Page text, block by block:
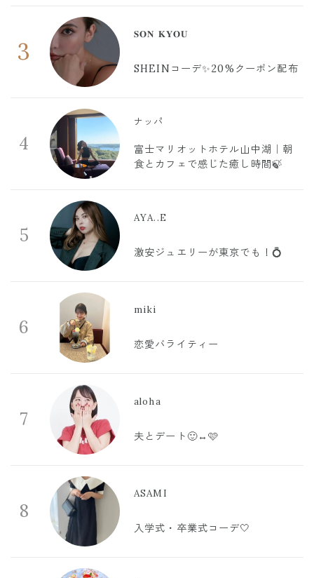
3
𝐒𝐎𝐍 𝐊𝐘𝐎𝐔
SHEINコーデ✨20%クーポン配布
4
ナッパ
富士マリオットホテル山中湖｜朝
食とカフェで感じた癒し時間🍃
5
AYA..E
激安ジュエリーが東京でも！💍
6
miki
恋愛バライティー
7
aloha
夫とデート🙂‍↔️🩷
8
ASAMI
入学式・卒業式コーデ🤍